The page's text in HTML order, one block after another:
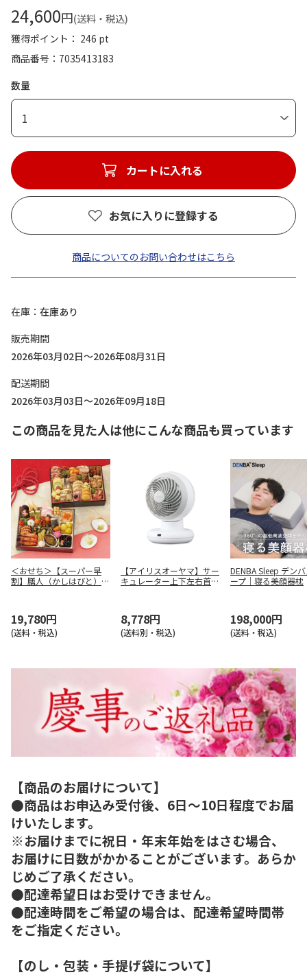
24,600円(送料・税込)
獲得ポイント： 246 pt
商品番号
7035413183
数量
1
カートに入れる
お気に入りに登録する
商品についてのお問い合わせはこちら
在庫
在庫あり
販売期間
2026年03月02日～2026年08月31日
配送期間
2026年03月03日～2026年09月18日
この商品を見た人は他にこんな商品も買っています
＜おせち＞【スーパー早
割】膳人（かしはびと）
19,780円
(送料・税込)
【アイリスオーヤマ】サー
キュレーター上下左右首振
8,778円
(送料別・税込)
DENBA Sleep デン
ープ｜寝る美顔器枕
198,000円
(送料・税込)
【商品のお届けについて】
●商品はお申込み受付後、6日～10日程度でお届
けいたします。
※お届けまでに祝日・年末年始をはさむ場合、
お届けに日数がかかることがございます。あらか
じめご了承ください。
●配達希望日はお受けできません。
●配達時間をご希望の場合は、配達希望時間帯
をご指定ください。
【のし・包装・手提げ袋について】